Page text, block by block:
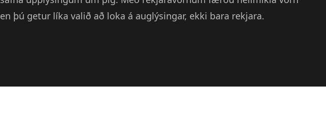
en þú getur líka valið að loka á auglýsingar, ekki bara rekjara.